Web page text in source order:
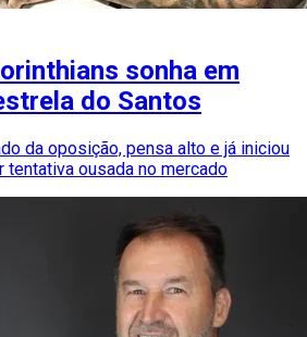
sonha em
do Santos
da oposição, pensa alto e já iniciou
ousada no mercado